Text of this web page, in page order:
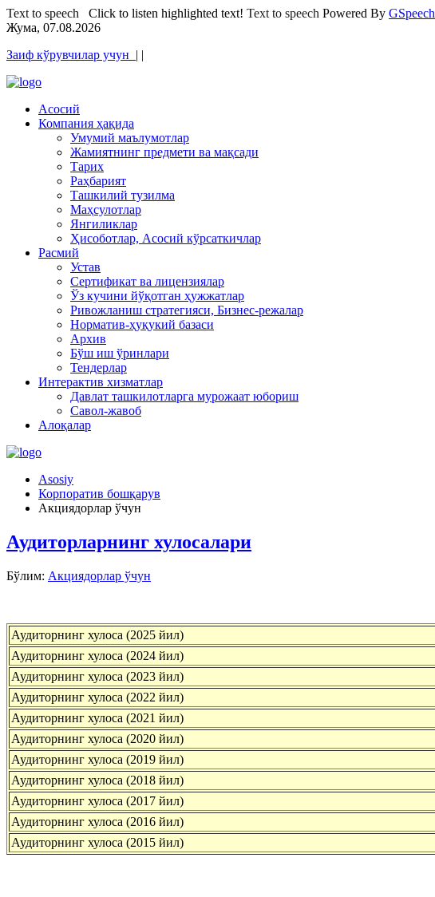
Text to speech Click to listen highlighted text! Text to speech Powered By GSpeech
Жума, 07.08.2026
Заиф кўрувчилар учун | |
Асосий
Компания ҳақида
Умумий маълумотлар
Жамиятнинг предмети ва мақсади
Тарих
Раҳбарият
Ташкилий тузилма
Маҳсулотлар
Янгиликлар
Ҳисоботлар, Асосий кўрсаткичлар
Расмий
Устав
Сертификат ва лицензиялар
Ўз кучини йўқотган ҳужжатлар
Ривожланиш стратегияси, Бизнес-режалар
Норматив-ҳуқукий базаси
Архив
Бўш иш ўринлари
Тендерлар
Интерактив хизматлар
Давлат ташкилотларга мурожаат юбориш
Савол-жавоб
Алоқалар
Asosiy
Корпоратив бошқарув
Акциядорлар ўчун
Аудиторларнинг хулосалари
Бўлим: Акциядорлар ўчун
Аудиторнинг хулоса (2025 йил)
Аудиторнинг хулоса (2024 йил)
Аудиторнинг хулоса (2023 йил)
Аудиторнинг хулоса (2022 йил)
Аудиторнинг хулоса (2021 йил)
Аудиторнинг хулоса (2020 йил)
Аудиторнинг хулоса (2019 йил)
Аудиторнинг хулоса (2018 йил)
Аудиторнинг хулоса (2017 йил)
Аудиторнинг хулоса (2016 йил)
Аудиторнинг хулоса (2015 йил)